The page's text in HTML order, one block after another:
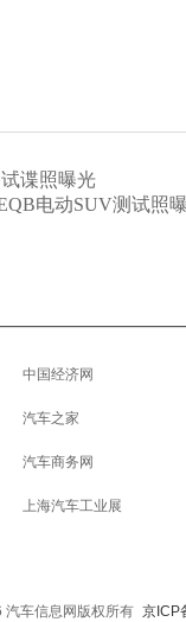
谍照曝光
电动SUV测试照
中国经济网
汽车之家
汽车商务网
上海汽车工业展
汽车信息网版权所有 京ICP